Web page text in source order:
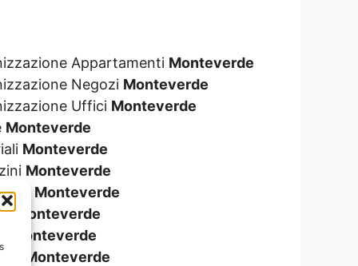
Appartamenti Monteverde
Negozi Monteverde
Uffici Monteverde
Monteverde
Monteverde
Monteverde
Monteverde
Monteverde
Monteverde
Monteverde